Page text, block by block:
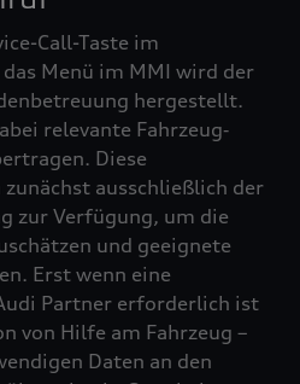
Call-Taste im
Menü im MMI wird der
hergestellt.
relevante Fahrzeug‑
Diese
ausschließlich der
zur Verfügung, um die
und geeignete
Erst wenn eine
Partner erforderlich ist
von Hilfe am Fahrzeug –
Daten an den